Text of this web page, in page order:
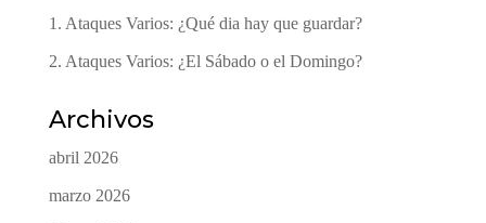
1. Ataques Varios: ¿Qué dia hay que guardar?
2. Ataques Varios: ¿El Sábado o el Domingo?
Archivos
abril 2026
marzo 2026